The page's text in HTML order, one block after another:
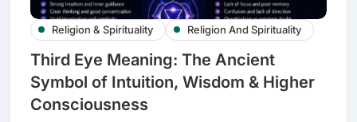
Religion & Spirituality Religion And Spirituality
Third Eye Meaning: The Ancient
Symbol of Intuition, Wisdom & Higher
Consciousness